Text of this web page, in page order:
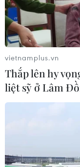
vietnamplus.vn
Thắp lên hy
liệt sỹ ở Lâm